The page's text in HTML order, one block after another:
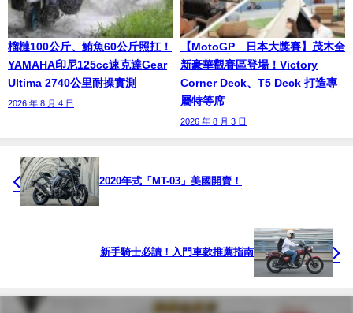
榴槤100公斤、鮪魚60公斤照扛！
YAMAHA印尼125cc速克達Gear
Ultima 2740公里耐操實測
2026 年 8 月 4 日
【MotoGP™日本大獎賽】茂木全
新豪華觀賽區登場！Victory
Corner Deck、T5 Deck 打造專
屬特等席
2026 年 8 月 3 日
2020年式「MT-03」美國開賣！
新手騎士必讀！入門車款推薦指南